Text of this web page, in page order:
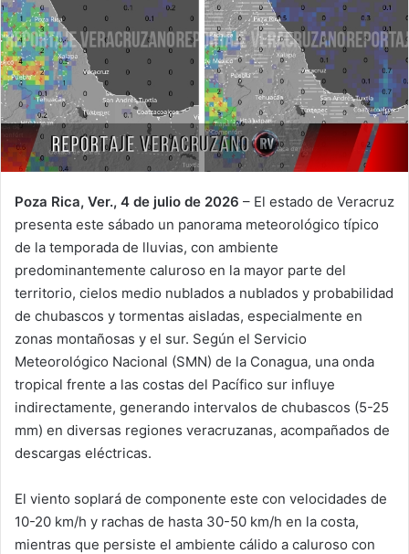
Poza Rica, Ver., 4 de julio de 2026 – El estado de Veracruz
presenta este sábado un panorama meteorológico típico
de la temporada de lluvias, con ambiente
predominantemente caluroso en la mayor parte del
territorio, cielos medio nublados a nublados y probabilidad
de chubascos y tormentas aisladas, especialmente en
zonas montañosas y el sur. Según el Servicio
Meteorológico Nacional (SMN) de la Conagua, una onda
tropical frente a las costas del Pacífico sur influye
indirectamente, generando intervalos de chubascos (5-25
mm) en diversas regiones veracruzanas, acompañados de
descargas eléctricas.
El viento soplará de componente este con velocidades de
10-20 km/h y rachas de hasta 30-50 km/h en la costa,
mientras que persiste el ambiente cálido a caluroso con